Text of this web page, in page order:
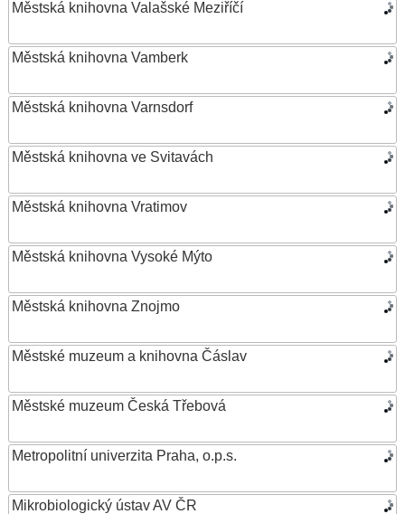
Městská knihovna Valašské Meziříčí
Městská knihovna Vamberk
Městská knihovna Varnsdorf
Městská knihovna ve Svitavách
Městská knihovna Vratimov
Městská knihovna Vysoké Mýto
Městská knihovna Znojmo
Městské muzeum a knihovna Čáslav
Městské muzeum Česká Třebová
Metropolitní univerzita Praha, o.p.s.
Mikrobiologický ústav AV ČR